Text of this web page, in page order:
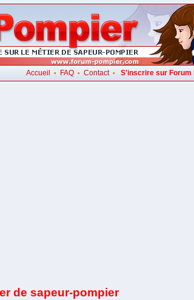
Accueil • FAQ• Contact• S'inscrire sur Forum
de sapeur-pompier